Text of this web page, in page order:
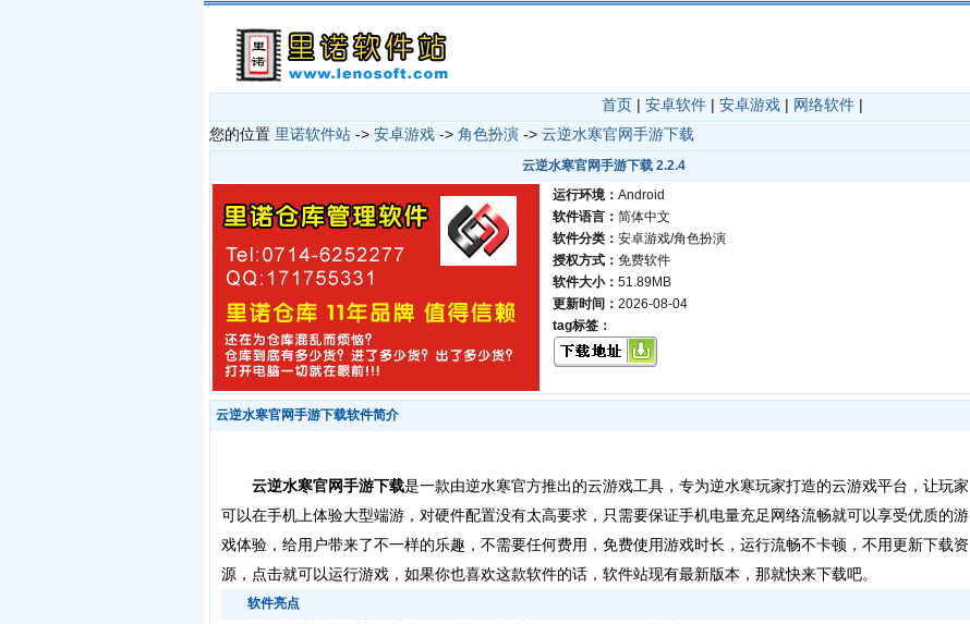
首页 | 安卓软件 | 安卓游戏 | 网络软件 |
您的位置 里诺软件站 -> 安卓游戏 -> 角色扮演 -> 云逆水寒官网手游下载
云逆水寒官网手游下载 2.2.4
运行环境： Android
软件语言： 简体中文
软件分类： 安卓游戏/角色扮演
授权方式： 免费软件
软件大小： 51.89MB
更新时间： 2026-08-04
tag标签：
云逆水寒官网手游下载软件简介
云逆水寒官网手游下载是一款由逆水寒官方推出的云游戏工具，专为逆水寒玩家打造的云游戏平台，让玩家
可以在手机上体验大型端游，对硬件配置没有太高要求，只需要保证手机电量充足网络流畅就可以享受优质的游
戏体验，给用户带来了不一样的乐趣，不需要任何费用，免费使用游戏时长，运行流畅不卡顿，不用更新下载资
源，点击就可以运行游戏，如果你也喜欢这款软件的话，软件站现有最新版本，那就快来下载吧。
软件亮点